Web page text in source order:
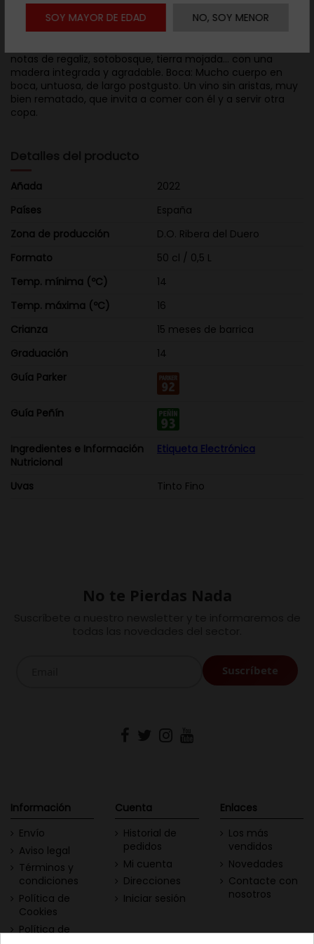
SOY MAYOR DE EDAD
NO, SOY MENOR
Descripción
notas de regaliz, sotobosque, tierra mojada... con una
madera integrada y agradable. Boca: Mucho cuerpo en
boca, untuosa, de largo postgusto. Un vino sin aristas, muy
bien rematado, que invita a comer con él y a servir otra
copa.
Detalles del producto
Añada
2022
Países
España
Zona de producción
D.O. Ribera del Duero
Formato
50 cl / 0,5 L
Temp. mínima (ºC)
14
Temp. máxima (ºC)
16
Crianza
15 meses de barrica
Graduación
14
Guía Parker
Guía Peñín
Ingredientes e Información
Nutricional
Etiqueta Electrónica
Uvas Tinto Fino
No te Pierdas Nada
Información
Envío
Aviso legal
Términos y
condiciones
Política de
Cookies
Política de
Cuenta
Historial de
pedidos
Mi cuenta
Direcciones
Iniciar sesión
Enlaces
Los más
vendidos
Novedades
Contacte con
nosotros